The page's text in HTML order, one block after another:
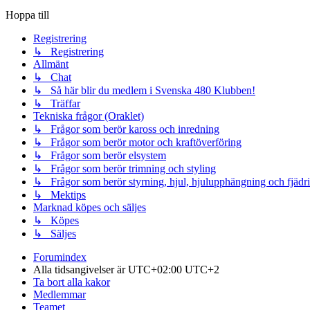
Hoppa till
Registrering
↳ Registrering
Allmänt
↳ Chat
↳ Så här blir du medlem i Svenska 480 Klubben!
↳ Träffar
Tekniska frågor (Oraklet)
↳ Frågor som berör kaross och inredning
↳ Frågor som berör motor och kraftöverföring
↳ Frågor som berör elsystem
↳ Frågor som berör trimning och styling
↳ Frågor som berör styrning, hjul, hjulupphängning och
↳ Mektips
Marknad köpes och säljes
↳ Köpes
↳ Säljes
Forumindex
Alla tidsangivelser är UTC+02:00 UTC+2
Ta bort alla kakor
Medlemmar
Teamet